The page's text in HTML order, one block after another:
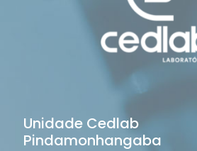
Unidade Cedlab
Pindamonhangaba